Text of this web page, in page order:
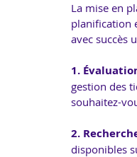
La mise en
planification
avec succès
1.
gestion des
souhaitez-
2.
disponibles